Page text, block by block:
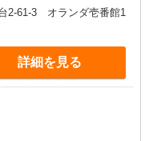
日曜祝日：時
1,770円 ＊日曜祝
時給の60％支給 ※居
）
2-61-3 オランダ壱番館1
詳細を見る